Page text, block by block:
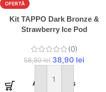
OFERTĂ
Kit TAPPO Dark Bronze &
Strawberry Ice Pod
(0)
58,80lei 38,90 lei
Adaugă în coș